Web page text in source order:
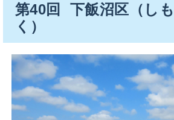
第40回 下飯沼区（し
く）